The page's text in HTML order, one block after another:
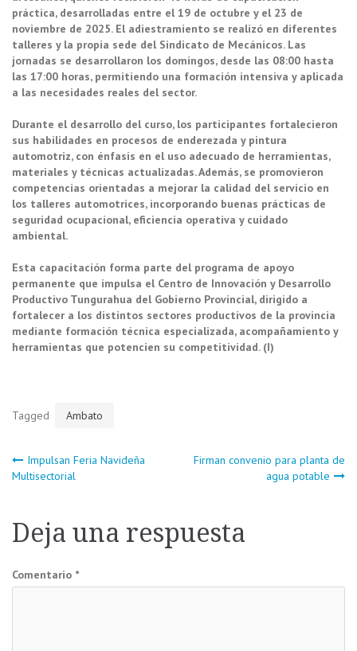
práctica, desarrolladas entre el 19 de octubre y el 23 de
noviembre de 2025. El adiestramiento se realizó en diferentes
talleres y la propia sede del Sindicato de Mecánicos. Las
jornadas se desarrollaron los domingos, desde las 08:00 hasta
las 17:00 horas, permitiendo una formación intensiva y aplicada
a las necesidades reales del sector.
Durante el desarrollo del curso, los participantes fortalecieron
sus habilidades en procesos de enderezada y pintura
automotriz, con énfasis en el uso adecuado de herramientas,
materiales y técnicas actualizadas. Además, se promovieron
competencias orientadas a mejorar la calidad del servicio en
los talleres automotrices, incorporando buenas prácticas de
seguridad ocupacional, eficiencia operativa y cuidado
ambiental.
Esta capacitación forma parte del programa de apoyo
permanente que impulsa el Centro de Innovación y Desarrollo
Productivo Tungurahua del Gobierno Provincial, dirigido a
fortalecer a los distintos sectores productivos de la provincia
mediante formación técnica especializada, acompañamiento y
herramientas que potencien su competitividad. (I)
Tagged Ambato
Navegación
entradas
Impulsan Feria Navideña
Multisectorial
Firman convenio para planta de
agua potable
Deja una respuesta
Comentario *